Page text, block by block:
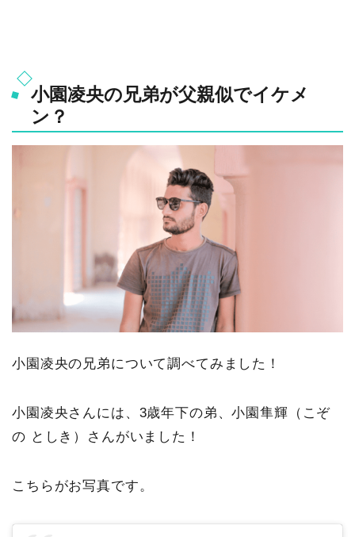
小園凌央の兄弟が父親似でイケメ
ン？
小園凌央の兄弟について調べてみました！
小園凌央さんには、3歳年下の弟、小園隼輝（こぞ
の としき）さんがいました！
こちらがお写真です。